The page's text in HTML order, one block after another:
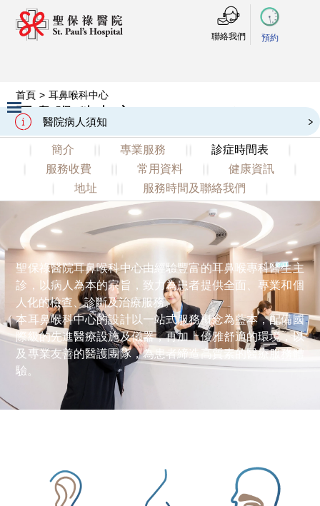
聯絡我們 預約
醫院病人須知
Slide 2 of 3.
首頁 > 耳鼻喉科中心
耳鼻喉科中心 ENT Centre
簡介 專業服務
診症時間表
服務收費
常用資料
健康資訊
地址
服務時間及聯絡我們
聖保祿醫院耳鼻喉科中心由經驗豐富的耳鼻喉專科醫生主
診，以病人為本的宗旨，致力為患者提供全面、專業和個
人化的檢查、診斷及治療服務。
本耳鼻喉科中心的設計以一站式服務概念為藍本，配備國
際級的先進醫療設施及儀器，再加上優雅舒適的環境，以
及專業友善的醫護團隊，為患者締造高質素的醫療服務體
驗。